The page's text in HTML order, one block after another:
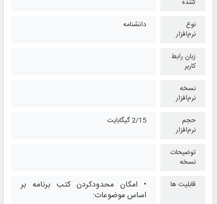
کننده
نوع
نرم‌افزار
دانشنامه
زبان رابط
کاربر
نسخه
نرم‌افزار
حجم
نرم‌افزار
2/15 گیگابایت
توضیحات
نسخه
قابلیت ها
• امکان محدودکردن کتب برنامه بر
اساس موضوعات: